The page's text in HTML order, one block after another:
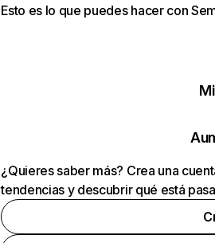
Esto es lo que puedes hacer con
¿Quieres saber más? Crea una
tendencias y descubrir qué está